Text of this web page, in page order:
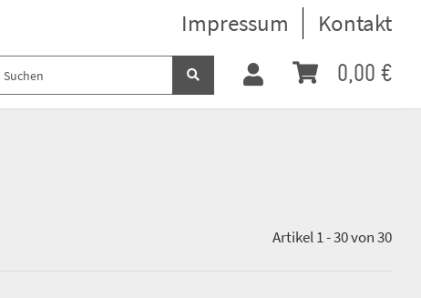
Impressum Kontakt
0,00 €
Artikel 1 - 30 von 30